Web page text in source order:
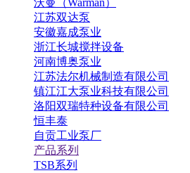
沃曼（Warman）
江苏双达泵
安徽嘉成泵业
浙江长城搅拌设备
河南博奥泵业
江苏法尔机械制造有限公司
镇江江大泵业科技有限公司
洛阳双瑞特种设备有限公司
恒丰泰
自贡工业泵厂
产品系列
TSB系列